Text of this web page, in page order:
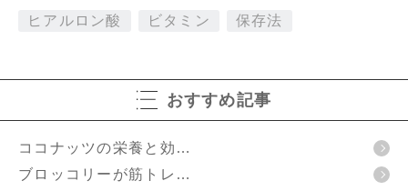
ヒアルロン酸 ビタミン 保存法
おすすめ記事
ココナッツの栄養と効…
ブロッコリーが筋トレ…